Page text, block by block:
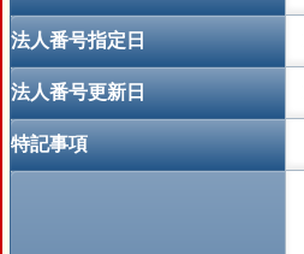
法人番号指定日
法人番号更新日
特記事項